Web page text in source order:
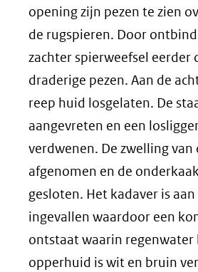
opening zijn pezen te zien
de rugspieren. Door
zachter spierweefsel eerder
draderige pezen. Aan de
reep huid losgelaten. De
aangevreten en een
verdwenen. De zwelling van
afgenomen en de
gesloten. Het kadaver is
ingevallen waardoor een
ontstaat waarin regenwater
opperhuid is wit en bruin